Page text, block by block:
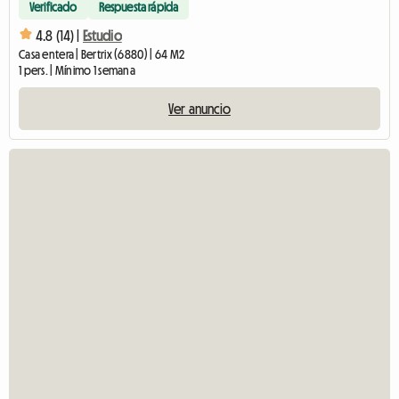
Verificado Respuesta rápida
4.8 (14) | Estudio
Casa entera | Bertrix (6880) | 64 M2
1 pers. | Mínimo 1 semana
Ver anuncio